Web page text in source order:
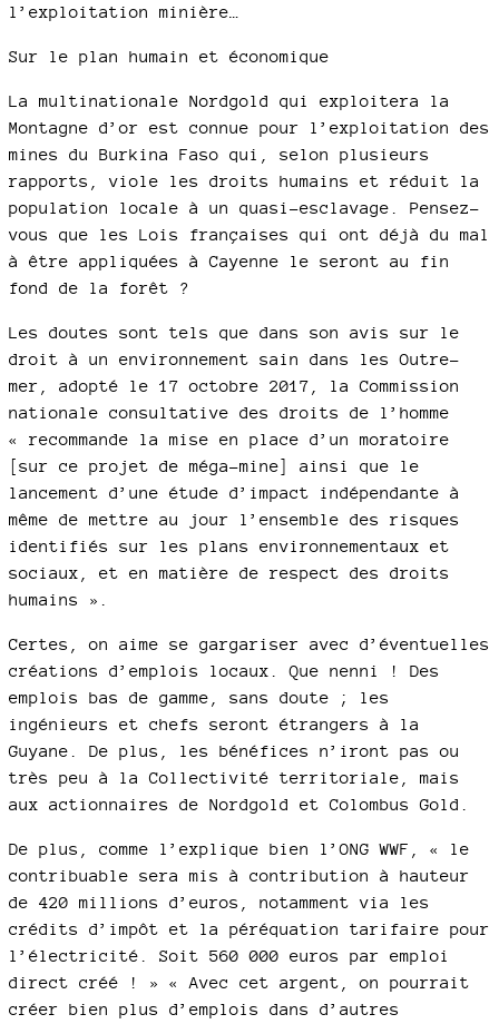
l’exploitation minière…
Sur le plan humain et économique
La multinationale Nordgold qui exploitera la
Montagne d’or est connue pour l’exploitation des
mines du Burkina Faso qui, selon plusieurs
rapports, viole les droits humains et réduit la
population locale à un quasi-esclavage. Pensez-
vous que les Lois françaises qui ont déjà du mal
à être appliquées à Cayenne le seront au fin
fond de la forêt ?
Les doutes sont tels que dans son avis sur le
droit à un environnement sain dans les Outre-
mer, adopté le 17 octobre 2017, la Commission
nationale consultative des droits de l’homme
« recommande la mise en place d’un moratoire
[sur ce projet de méga-mine] ainsi que le
lancement d’une étude d’impact indépendante à
même de mettre au jour l’ensemble des risques
identifiés sur les plans environnementaux et
sociaux, et en matière de respect des droits
humains ».
Certes, on aime se gargariser avec d’éventuelles
créations d’emplois locaux. Que nenni ! Des
emplois bas de gamme, sans doute ; les
ingénieurs et chefs seront étrangers à la
Guyane. De plus, les bénéfices n’iront pas ou
très peu à la Collectivité territoriale, mais
aux actionnaires de Nordgold et Colombus Gold.
De plus, comme l’explique bien l’ONG WWF, « le
contribuable sera mis à contribution à hauteur
de 420 millions d’euros, notamment via les
crédits d’impôt et la péréquation tarifaire pour
l’électricité. Soit 560 000 euros par emploi
direct créé ! » « Avec cet argent, on pourrait
créer bien plus d’emplois dans d’autres